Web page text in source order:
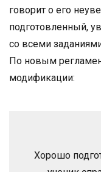
говорит о его
подготовленный,
со всеми
По новым
модификации:
Хорошо